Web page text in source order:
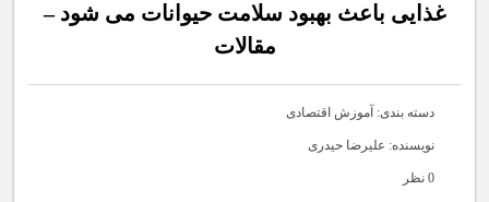
پادکست سگ ها
غذایی باعث بهبود سلامت حیوانات می شود –
مقالات
دسته بندی: آموزش اقتصادی
نویسنده: علیرضا حیدری
0 نظر